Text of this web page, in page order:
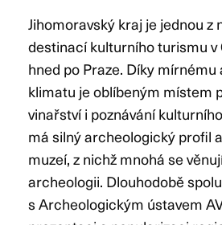
Jihomoravský kraj je jednou z
destinací kulturního turismu v
hned po Praze. Díky
klimatu je oblíbeným místem
vinařství i poznávání
má silný archeologický profil
muzeí, z nichž mnohá se
archeologii. Dlouhodobě
s Archeologickým ústavem